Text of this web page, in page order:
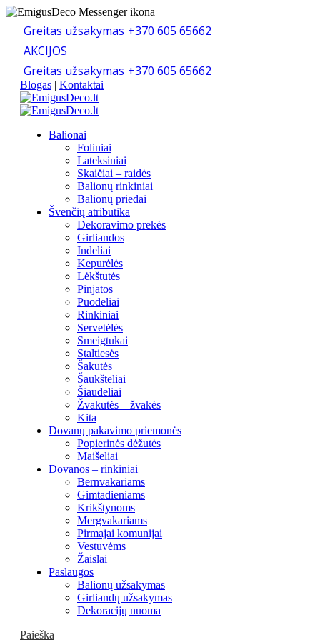
Greitas užsakymas +370 605 65662
AKCIJOS
Greitas užsakymas +370 605 65662
Blogas | Kontaktai
Balionai
Foliniai
Lateksiniai
Skaičiai – raidės
Balionų rinkiniai
Balionų priedai
Švenčių atributika
Dekoravimo prekės
Girliandos
Indeliai
Kepurėlės
Lėkštutės
Pinjatos
Puodeliai
Rinkiniai
Servetėlės
Smeigtukai
Staltiesės
Šakutės
Šaukšteliai
Šiaudeliai
Žvakutės – žvakės
Kita
Dovanų pakavimo priemonės
Popierinės dėžutės
Maišeliai
Dovanos – rinkiniai
Bernvakariams
Gimtadieniams
Krikštynoms
Mergvakariams
Pirmajai komunijai
Vestuvėms
Žaislai
Paslaugos
Balionų užsakymas
Girliandų užsakymas
Dekoracijų nuoma
Paieška